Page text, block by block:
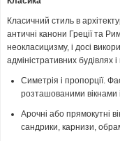
Класичний стиль в
античні канони Греції та
неокласицизму, і досі
адміністративних будівлях
Симетрія і пропорції.
розташованими вікнами
Арочні або прямокутні
сандрики, карнизи,